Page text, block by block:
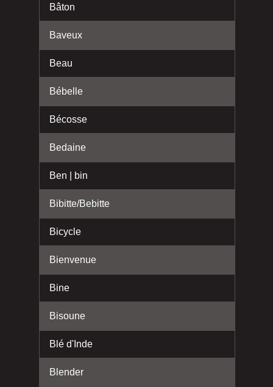
Bâton
Baveux
Beau
Bébelle
Bécosse
Bedaine
Ben | bin
Bibitte/Bebitte
Bicycle
Bienvenue
Bine
Bisoune
Blé d'Inde
Blender